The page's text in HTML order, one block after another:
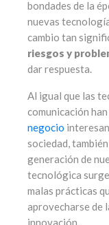
bondades de la
nuevas
cambio tan
riesgos y
dar respuesta.
Al igual que las
comunicación
negocio
sociedad,
generación de
tecnológica
malas prácticas
aprovecharse de
innovación.